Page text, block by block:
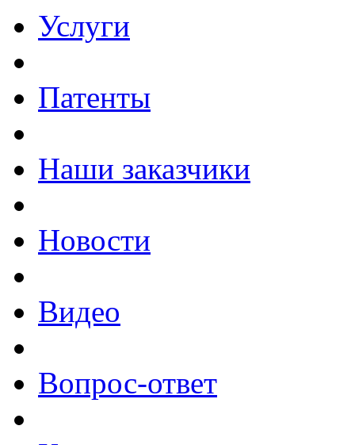
Услуги
Патенты
Наши заказчики
Новости
Видео
Вопрос-ответ